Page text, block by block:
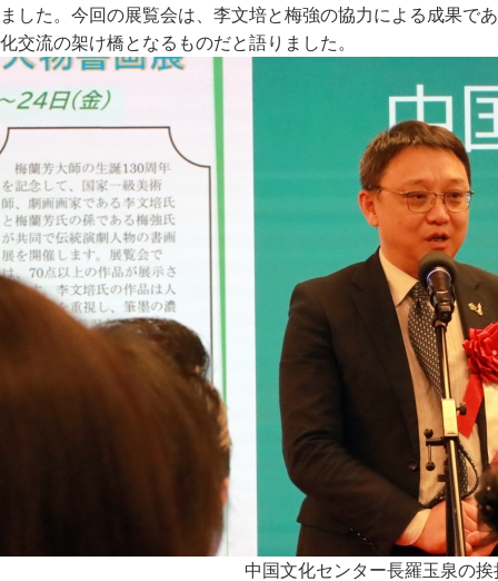
ました。今回の展覧会は、李文培と梅強の協力による成果で
化交流の架け橋となるものだと語りました。
中国文化センター長羅玉泉の挨